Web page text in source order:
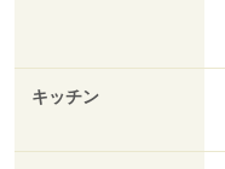
キッチン